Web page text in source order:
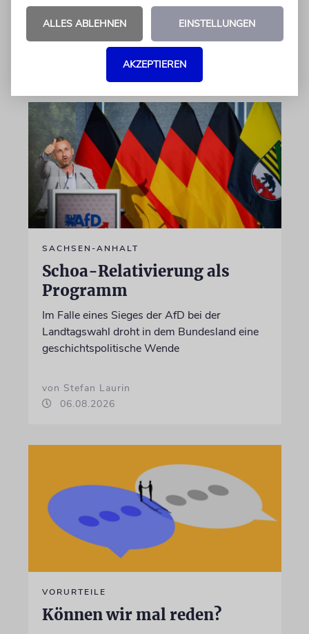
Nutzung des Ortes diskutiert
von Ulrike Becker
SACHSEN-ANHALT
Schoa-Relativierung als
Programm
Im Falle eines Sieges der AfD bei der
Landtagswahl droht in dem Bundesland eine
geschichtspolitische Wende
von Stefan Laurin
06.08.2026
VORURTEILE
Können wir mal reden?
ALLES ABLEHNEN EINSTELLUNGEN
AKZEPTIEREN